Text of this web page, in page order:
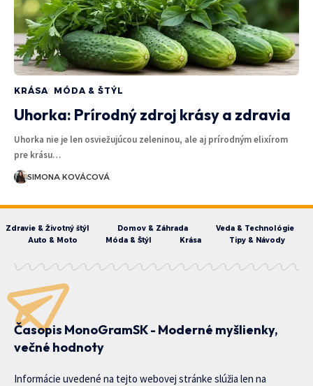
KRÁSA MÓDA & ŠTÝL
Uhorka: Prírodný zdroj krásy a zdravia
Uhorka nie je len osviežujúcou zeleninou, ale aj prírodným elixírom
pre krásu…
SIMONA KOVÁCOVÁ
Zdravie & Životný štýl Domov & Záhrada
Veda & Technológie
Auto & Moto
Móda & Štýl Krása Tipy & Návody
Časopis MonoGramSK - Moderné myšlienky,
večné hodnoty
Informácie uvedené na tejto webovej stránke slúžia len na